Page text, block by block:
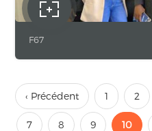
F67
‹ Précédent 1 2
7 8 9 10